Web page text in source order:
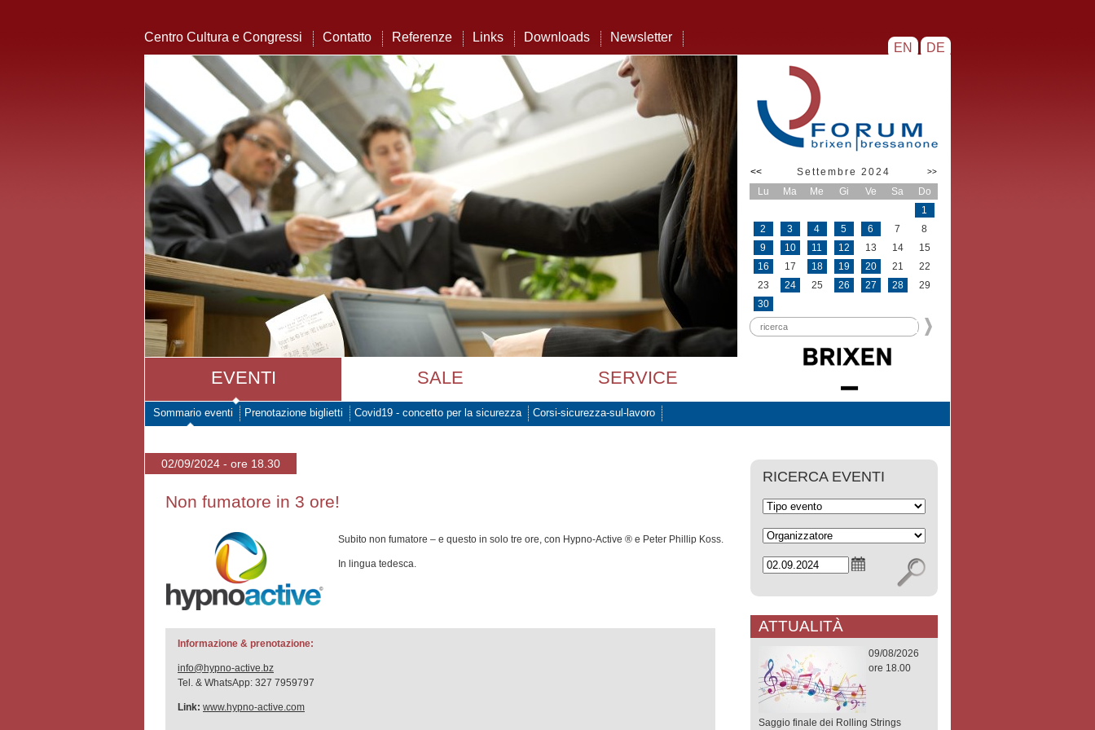
EN DE
Centro Cultura e Congressi Contatto Referenze Links Downloads Newsletter
EVENTI SALE SERVICE
<< Settembre 2024 >>
Lu Ma Me Gi Ve Sa
Do
1
2
3 4 5 6 7
8
9
10 11 12 13 14
15
16
17 18 19 20 21
22
23
24 25 26 27 28
29
30
Sommario eventi Prenotazione biglietti Covid19 - concetto per la sicurezza Corsi-sicurezza-sul-lavoro
02/09/2024 - ore 18.30
Non fumatore in 3 ore!
Subito non fumatore – e questo in solo tre ore, con Hypno-Active ® e Peter Phillip Koss.
In lingua tedesca.
Informazione & prenotazione:
info@hypno-active.bz
Tel. & WhatsApp: 327 7959797
Link: www.hypno-active.com
RICERCA EVENTI
ATTUALITÀ
09/08/2026
ore 18.00
Saggio finale dei Rolling Strings